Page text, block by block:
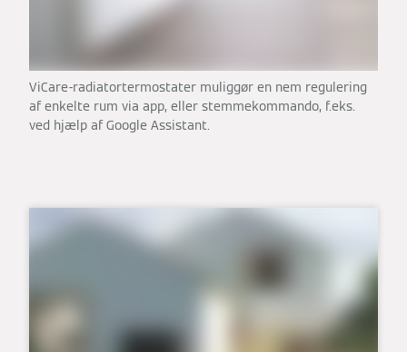
ViCare-radiatortermostater muliggør en nem regulering
af enkelte rum via app, eller stemmekommando, f.eks.
ved hjælp af Google Assistant.